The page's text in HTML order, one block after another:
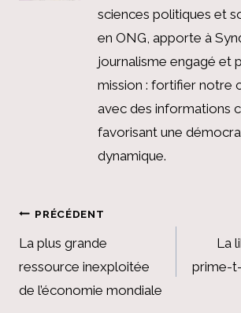
sciences politiques et
en ONG, apporte à
journalisme engagé et
mission : fortifier notre
avec des informations
favorisant une
dynamique.
Navigation
de
l’article
PRÉCÉDENT
La plus grande
ressource inexploitée
de l’économie mondiale
La
prime-